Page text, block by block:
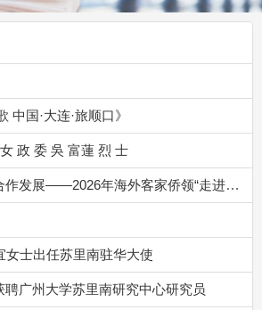
中国·大连·旅顺口》
政 委 吳 富蓮 烈 士
寻根红色故土 共话合作发展——2026年海外客家侨领“走进红安”考察交流活动圆满举行
女士出任苏里南驻华大使
广州大学苏里南研究中心研究员​